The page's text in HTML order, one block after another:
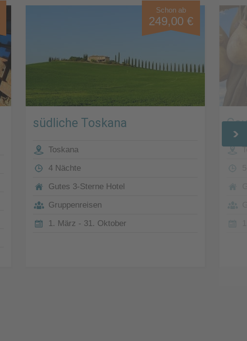
Schon ab
249,00 €
südliche Toskana
Toskana
4 Nächte
Gutes 3-Sterne Hotel
Gruppenreisen
1. März - 31. Oktober